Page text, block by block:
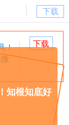
下载
！
下载
知根知底好